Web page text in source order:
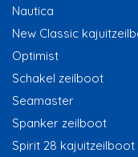
Nautica
New Classic
Optimist
Schakel zeilboot
Seamaster
Spanker zeilboot
Spirit 28 kajuitzeilboot